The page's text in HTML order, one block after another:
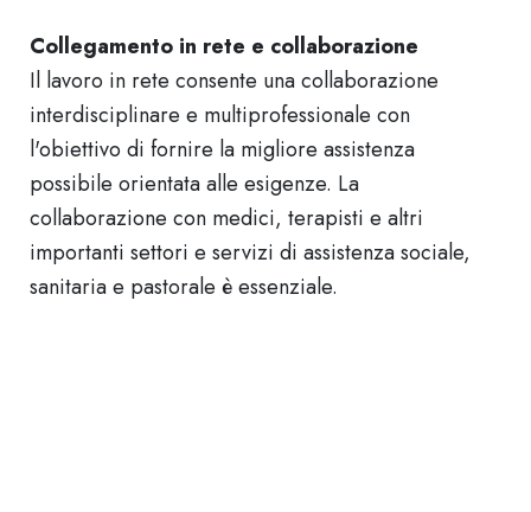
Collegamento in rete e collaborazione
Il lavoro in rete consente una collaborazione
interdisciplinare e multiprofessionale con
l'obiettivo di fornire la migliore assistenza
possibile orientata alle esigenze. La
collaborazione con medici, terapisti e altri
importanti settori e servizi di assistenza sociale,
sanitaria e pastorale è essenziale.